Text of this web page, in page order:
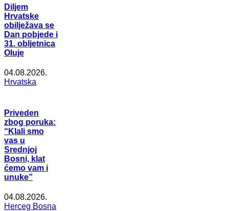
Diljem
Hrvatske
obilježava se
Dan pobjede i
31. obljetnica
Oluje
04.08.2026.
Hrvatska
Priveden
zbog poruka:
“Klali smo
vas u
Srednjoj
Bosni, klat
ćemo vam i
unuke”
04.08.2026.
Herceg Bosna